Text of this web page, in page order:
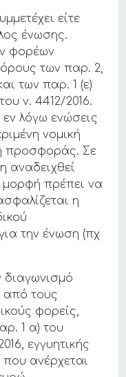
είτε
ένωσης.
φορέων
των παρ. 2,
των παρ. 1 (ε)
ν. 4412/2016.
εν λόγω ενώσεις
νομική
προσφοράς. Σε
αναδειχθεί
μορφή πρέπει να
η
την ένωση (πχ
διαγωνισμό
από τους
φορείς,
1 α) του
εγγυητικής
που ανέρχεται